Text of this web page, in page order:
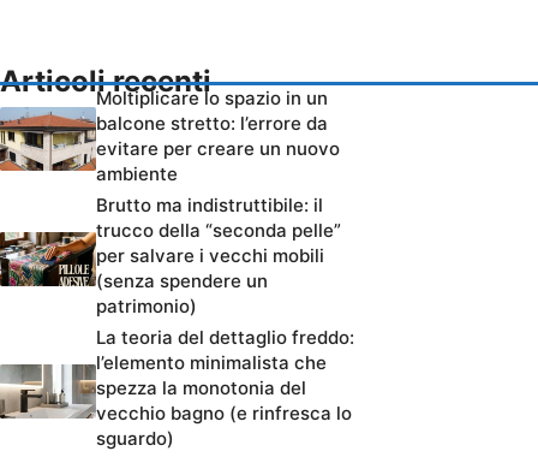
Articoli recenti
Moltiplicare lo spazio in un
balcone stretto: l’errore da
evitare per creare un nuovo
ambiente
Brutto ma indistruttibile: il
trucco della “seconda pelle”
per salvare i vecchi mobili
(senza spendere un
patrimonio)
La teoria del dettaglio freddo:
l’elemento minimalista che
spezza la monotonia del
vecchio bagno (e rinfresca lo
sguardo)